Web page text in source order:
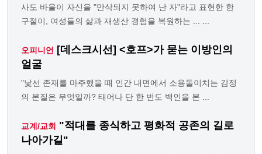
사도 바울이 자신을 "만삭되지 못하여 난 자"라고 표현한 한
구절이, 여성들의 삶과 재생산 경험을 복원하는 ... ...
오피니언
[데스크시선] <호프>가 묻는 이방인의
얼굴
"낯선 존재를 마주했을 때 인간 내면에서 소용돌이치는 감정
의 본질은 무엇일까? 태어나 단 한 번도 백인을 본 ...
교계/교회 "적대를 종식하고 평화적 공존의 길로
나아가길"